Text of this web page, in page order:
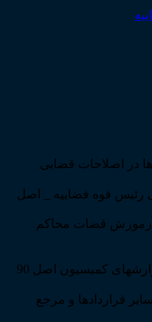
در اصلاحات قضایی
رئیس قوه قضاییه _ اصل
آزموزش قضات محاکم
بررسی عملکرد قوه قضاییه و گزارشهای کمیسیون اصل 90
قراردادها و مرجع